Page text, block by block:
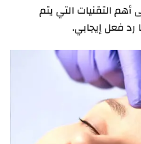
أهم التقنيات التي يتم
فعل إيجابي.